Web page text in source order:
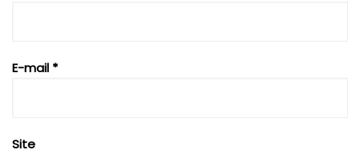
E-mail *
Site